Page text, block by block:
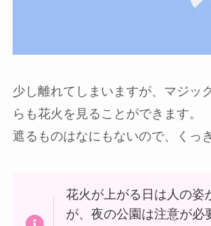
少し離れてしまいますが、マジッ
らも花火を見ることができます。
遮るものはなにもないので、くっ
花火が上がる日は人の姿
が、夜の公園は注意が必